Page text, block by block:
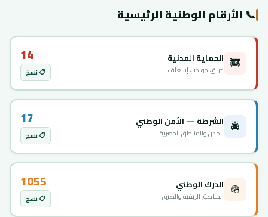
📞 الأرقام الوطنية الرئيسية
🚒 الحماية المدنية
حريق، حوادث، إسعاف
14
📋 نسخ
🚔 الشرطة — الأمن الوطني
المدن والمناطق الحضرية
17
📋 نسخ
🪖 الدرك الوطني
المناطق الريفية والطرق
1055
📋 نسخ